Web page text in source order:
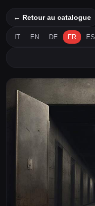
← Retour au catalogue
IT EN DE FR ES